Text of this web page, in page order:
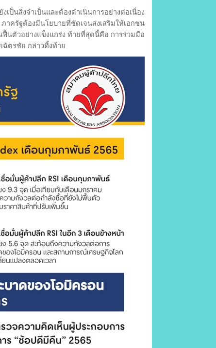
ป็นสิ่งจำเป็นและต้องดำเนินการอย่างต่อเนื่อง
าครัฐต้องมีนโยบายที่ชัดเจนส่งเสริมให้เอกชน
ฟื้นตัวอย่างแข็งแกร่ง ท้ายที่สุดนี้คือ การร่วมมือ
ฉัตรชัย กล่าวทิ้งท้าย